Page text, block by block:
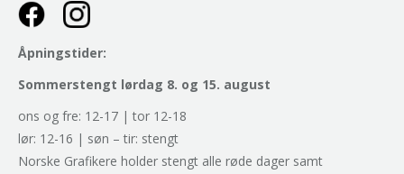
Åpningstider:
Sommerstengt lørdag 8. og 15. august
ons og fre: 12-17 | tor 12-18
lør: 12-16 | søn – tir: stengt
Norske Grafikere holder stengt alle røde dager samt